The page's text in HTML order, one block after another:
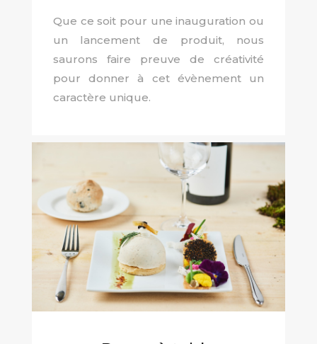
Que ce soit pour une inauguration ou
un lancement de produit, nous
saurons faire preuve de créativité
pour donner à cet évènement un
caractère unique.